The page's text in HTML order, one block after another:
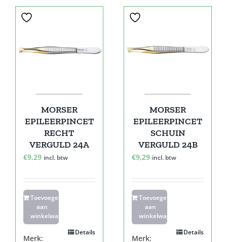
MORSER
EPILEERPINCET
RECHT
VERGULD 24A
€9,29 incl. btw
Toevoegen
aan
winkelwagen
Details
Merk:
MORSER
EPILEERPINCET
SCHUIN
VERGULD 24B
€9,29 incl. btw
Toevoegen
aan
winkelwagen
Details
Merk: